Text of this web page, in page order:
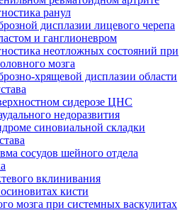
ранул
дисплазии лицевого черепа
и ганглионевром
неотложных состояний при
мозга
хрящевой дисплазии области
сидерозе ЦНС
недоразвития
синовиальной складки
сосудов шейного отдела
вклинивания
кисти
мозга при системных васкулитах